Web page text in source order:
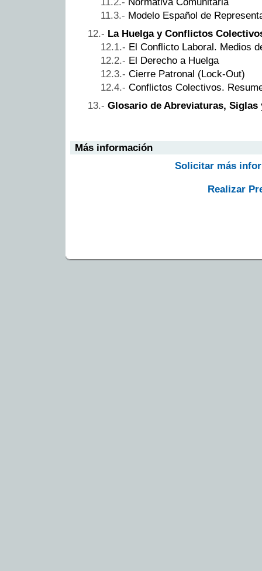
Modelo Español de
La Huelga y Conflictos
El Conflicto Laboral. Medios
El Derecho a Huelga
Cierre Patronal (Lock-Out)
Conflictos Colectivos.
Glosario de Abreviaturas, Siglas
Más información
Solicitar más
Realizar